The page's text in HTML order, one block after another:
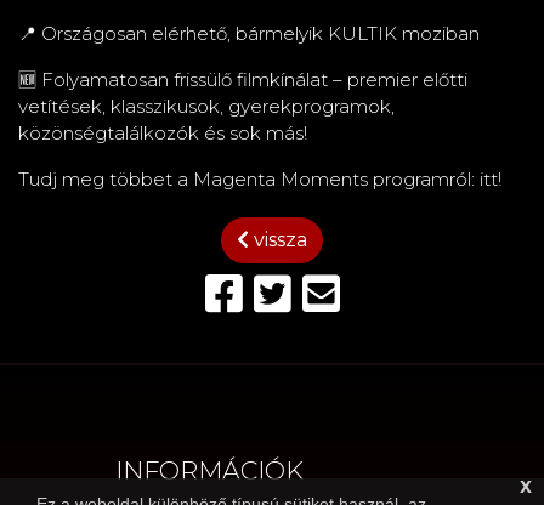
📍 Országosan elérhető, bármelyik KULTIK moziban
🆕 Folyamatosan frissülő filmkínálat – premier előtti
vetítések, klasszikusok, gyerekprogramok,
közönségtalálkozók és sok más!
Tudj meg többet a Magenta Moments programról: itt!
vissza
x
INFORMÁCIÓK